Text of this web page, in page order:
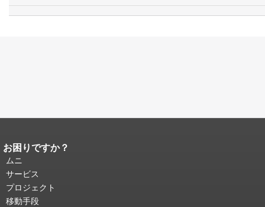
ページコンテンツの終わり。
ジの残りの部分はすべてのページで繰
り返されます。
頭に戻る。
お困りですか？
ムニ
サービス
プロジェクト
移動手段